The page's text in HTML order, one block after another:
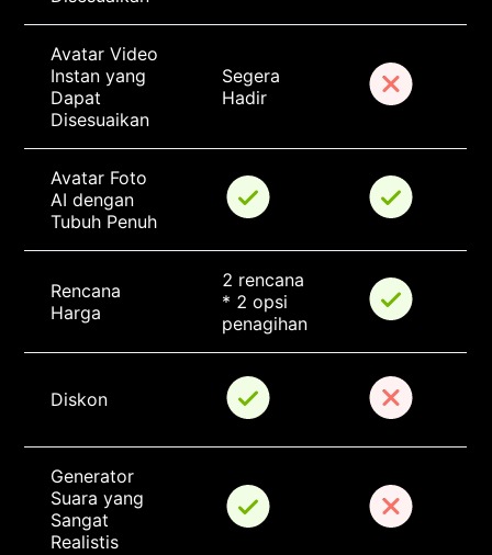
Avatar Video
Instan yang
Dapat
Disesuaikan
Segera
Hadir
Avatar Foto
AI dengan
Tubuh Penuh
Rencana
Harga
2 rencana
* 2 opsi
penagihan
Diskon
Generator
Suara yang
Sangat
Realistis